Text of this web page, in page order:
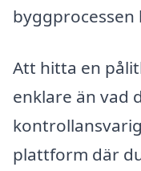
Att hitta en
enklare än vad
plattform där